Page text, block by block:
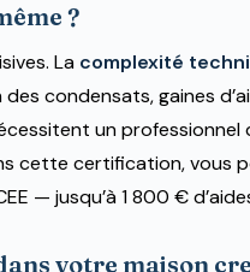
?
La complexité
condensats, gaines
un professionnel
cette certification, vous
— jusqu’à 1 800 €
votre maison